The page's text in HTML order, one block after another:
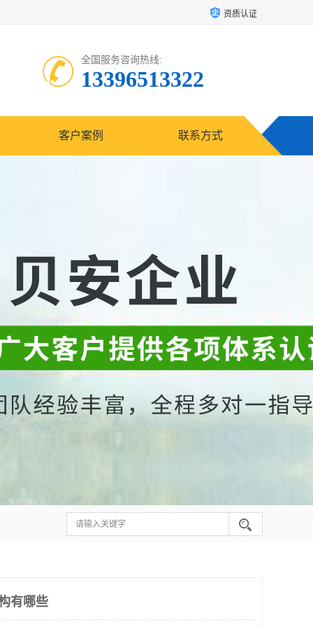
资质认证
全国服务咨询热线:
13396513322
客户案例 联系方式
有哪些